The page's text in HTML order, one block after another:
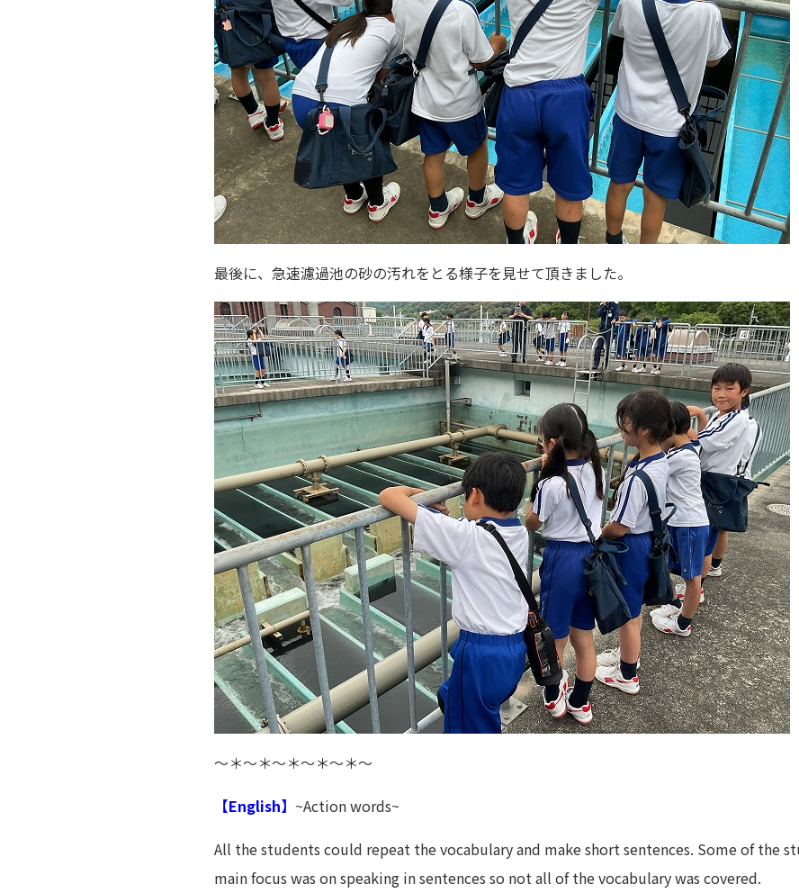
最後に、急速濾過池の砂の汚れをとる様子を見せて頂きました。
～＊～＊～＊～＊～＊～
【English】 ~Action words~
All the students could repeat the vocabulary and make short sentences. Some of the
main focus was on speaking in sentences so not all of the vocabulary was covered.